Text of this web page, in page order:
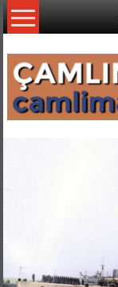
İçeriğe
geç